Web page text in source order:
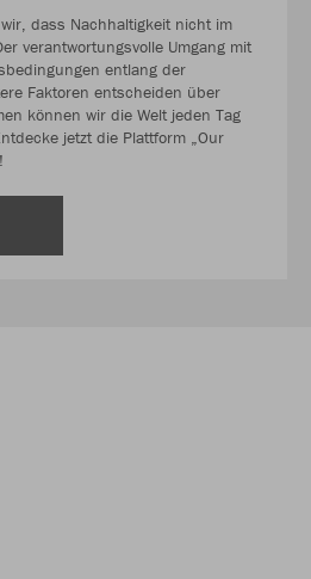
dass Nachhaltigkeit nicht im
verantwortungsvolle Umgang mit
entlang der
Faktoren entscheiden über
können wir die Welt jeden Tag
jetzt die Plattform „Our